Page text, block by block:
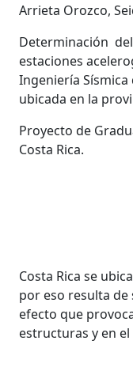
Arrieta Orozco,
Determinación
estaciones
Ingeniería Sísmica
ubicada en la
Proyecto de
Costa Rica.
Costa Rica se
por eso resulta
efecto que
estructuras y en